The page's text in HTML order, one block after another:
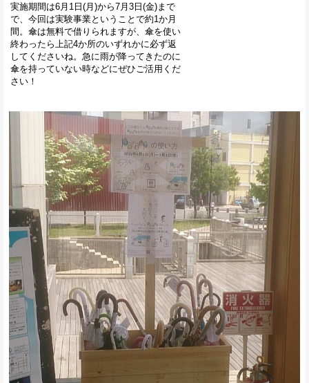
実施期間は6月1日(月)から7月3日(金)まで
で、今回は実験事業ということで約1か月
間。傘は無料で借りられますが、傘を使い
終わったら上記4か所のいずれかに必ず返
してくださいね。急に雨が降ってきたのに
傘を持っていない時などにぜひご活用くだ
さい！